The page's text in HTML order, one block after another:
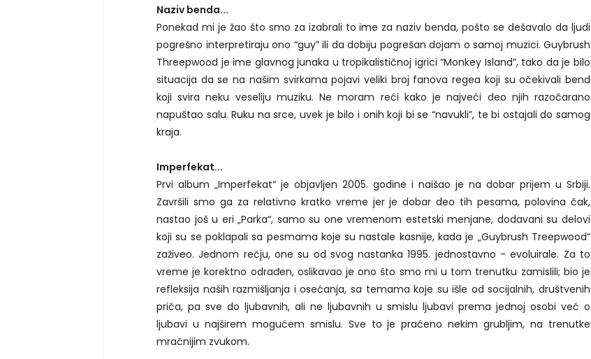
Naziv benda...
Ponekad mi je žao što smo za izabrali to ime za naziv benda, pošto se dešavalo da ljudi
pogrešno interpretiraju ono “guy” ili da dobiju pogrešan dojam o samoj muzici. Guybrush
Threepwood je ime glavnog junaka u tropikalističnoj igrici “Monkey Island”, tako da je bilo
situacija da se na našim svirkama pojavi veliki broj fanova regea koji su očekivali bend
koji svira neku veseliju muziku. Ne moram reći kako je najveći deo njih razočarano
napuštao salu. Ruku na srce, uvek je bilo i onih koji bi se “navukli”, te bi ostajali do samog
kraja.
Imperfekat...
Prvi album „Imperfekat“ je objavljen 2005. godine i naišao je na dobar prijem u Srbiji.
Završili smo ga za relativno kratko vreme jer je dobar deo tih pesama, polovina čak,
nastao još u eri „Parka“, samo su one vremenom estetski menjane, dodavani su delovi
koji su se poklapali sa pesmama koje su nastale kasnije, kada je „Guybrush Treepwood“
zaživeo. Jednom rečju, one su od svog nastanka 1995. jednostavno - evoluirale. Za to
vreme je korektno odrađen, oslikavao je ono što smo mi u tom trenutku zamislili; bio je
refleksija naših razmišljanja i osećanja, sa temama koje su išle od socijalnih, društvenih
priča, pa sve do ljubavnih, ali ne ljubavnih u smislu ljubavi prema jednoj osobi već o
ljubavi u najširem mogućem smislu. Sve to je praćeno nekim grubljim, na trenutke
mračnijim zvukom.